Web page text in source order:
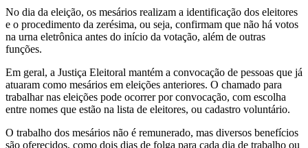
No dia da eleição, os mesários realizam a identificação dos eleitores
e o procedimento da zerésima, ou seja, confirmam que não há votos
na urna eletrônica antes do início da votação, além de outras
funções.
Em geral, a Justiça Eleitoral mantém a convocação de pessoas que já
atuaram como mesários em eleições anteriores. O chamado para
trabalhar nas eleições pode ocorrer por convocação, com escolha
entre nomes que estão na lista de eleitores, ou cadastro voluntário.
O trabalho dos mesários não é remunerado, mas diversos benefícios
são oferecidos, como dois dias de folga para cada dia de trabalho ou